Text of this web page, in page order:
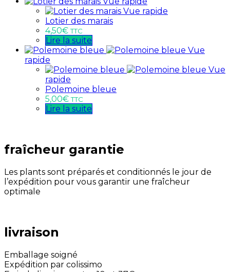
Vue rapide
Lotier des marais
4,50€ TTC
Lire la suite
Vue
rapide
Vue
rapide
Polemoine bleue
5,00€ TTC
Lire la suite
fraîcheur garantie
Les plants sont préparés et conditionnés le jour de
l’expédition pour vous garantir une fraîcheur
optimale
livraison
Emballage soigné
Expédition par colissimo